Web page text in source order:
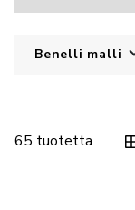
Benelli malli
65 tuotetta